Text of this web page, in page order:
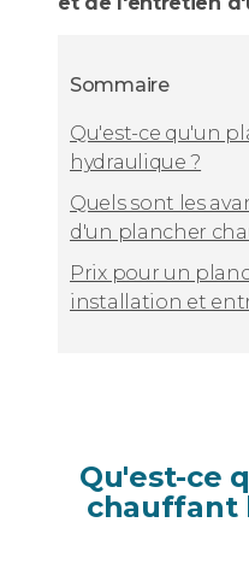
Sommaire
Qu'est-ce qu'un
hydraulique ?
Quels sont les
d'un plancher
Prix pour un
installation et
Qu'est-ce
chauffant